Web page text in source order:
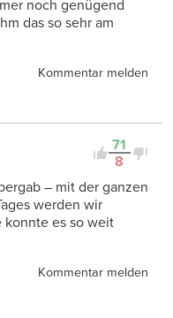
noch genügend
das so sehr am
Kommentar melden
71
8
– mit der ganzen
werden wir
konnte es so weit
Kommentar melden